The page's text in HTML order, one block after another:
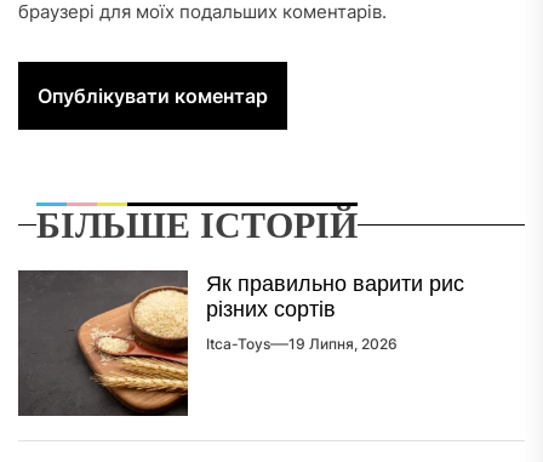
браузері для моїх подальших коментарів.
БІЛЬШЕ ІСТОРІЙ
Як правильно варити рис
різних сортів
Itca-Toys 19 Липня, 2026